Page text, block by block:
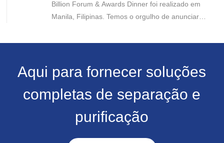
Billion Forum & Awards Dinner foi realizado em
Manila, Filipinas. Temos o orgulho de anunciar
convidado a participar da cerimônia de premiação
desde 2020.
Aqui para fornecer soluções
completas de separação e
purificação